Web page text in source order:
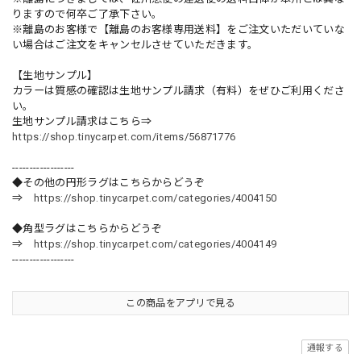
りますので何卒ご了承下さい。
※離島のお客様で【離島のお客様専用送料】をご注文いただいていな
い場合はご注文をキャンセルさせていただきます。
【生地サンプル】
カラーは質感の確認は生地サンプル請求（有料）をぜひご利用くださ
い。
生地サンプル請求はこちら⇒
https://shop.tinycarpet.com/items/56871776
------------------
◆その他の円形ラグはこちらからどうぞ
⇒
https://shop.tinycarpet.com/categories/4004150
◆角型ラグはこちらからどうぞ
⇒
https://shop.tinycarpet.com/categories/4004149
------------------
この商品をアプリで見る
通報する